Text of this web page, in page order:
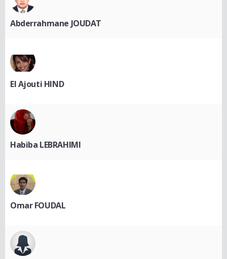
Abderrahmane JOUDAT
El Ajouti HIND
Habiba LEBRAHIMI
Omar FOUDAL